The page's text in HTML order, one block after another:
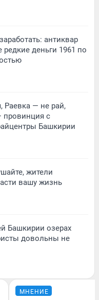
антиквар
деньги 1961 по
Раевка — не рай,
с
Башкирии
жители
вашу жизнь
Башкирии озерах
довольны не
МНЕНИЕ